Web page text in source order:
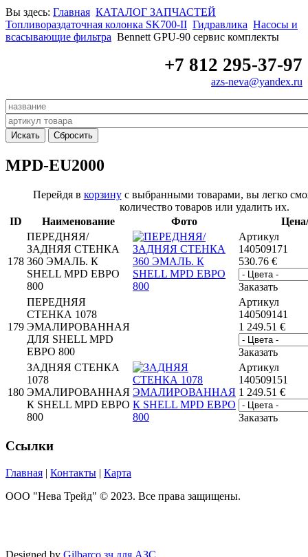
Вы здесь: Главная КАТАЛОГ ЗАПЧАСТЕЙ
Топливораздаточная колонка SK700-II Гидравлика Насосы и
всасывающие фильтра Bennett GPU-90 сервис комплекты
+7 812 295-37-97
azs-neva@yandex.ru
MPD-EU2000
Перейдя в корзинус выбранными товарами, вы легко
количество товаров или удалить их.
ID
Наименование Фото
178
ПЕРЕДНЯЯ/
ЗАДНЯЯ СТЕНКА
360 ЭМАЛЬ. К
SHELL MPD ЕВРО
800
Артикул
140509171
530.76 €
Заказать
179
ПЕРЕДНЯЯ
СТЕНКА 1078
ЭМАЛИРОВАННАЯ
ДЛЯ SHELL MPD
ЕВРО 800
Артикул
140509141
1 249.51 €
Заказать
180
ЗАДНЯЯ СТЕНКА
1078
ЭМАЛИРОВАННАЯ
К SHELL MPD ЕВРО
800
Артикул
140509151
1 249.51 €
Заказать
Ссылки
Главная | Контакты | Карта
ООО "Нева Трейд" © 2023. Все права защищены.